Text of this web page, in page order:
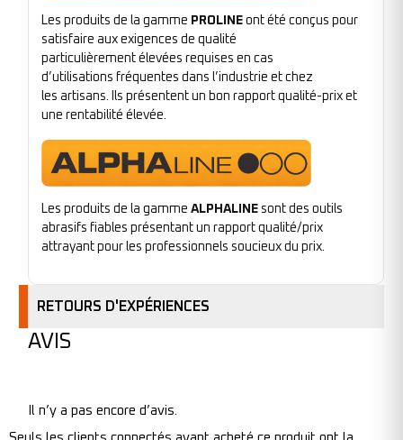
Les produits de la gamme PROLINE ont été conçus pour
satisfaire aux exigences de qualité
particulièrement élevées requises en cas
d’utilisations fréquentes dans l’industrie et chez
les artisans. Ils présentent un bon rapport qualité-prix et
une rentabilité élevée.
Les produits de la gamme ALPHALINE sont des outils
abrasifs fiables présentant un rapport qualité/prix
attrayant pour les professionnels soucieux du prix.
RETOURS D'EXPÉRIENCES
AVIS
Il n’y a pas encore d’avis.